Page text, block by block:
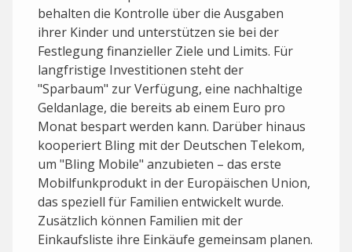
behalten die Kontrolle über die Ausgaben
ihrer Kinder und unterstützen sie bei der
Festlegung finanzieller Ziele und Limits. Für
langfristige Investitionen steht der
"Sparbaum" zur Verfügung, eine nachhaltige
Geldanlage, die bereits ab einem Euro pro
Monat bespart werden kann. Darüber hinaus
kooperiert Bling mit der Deutschen Telekom,
um "Bling Mobile" anzubieten – das erste
Mobilfunkprodukt in der Europäischen Union,
das speziell für Familien entwickelt wurde.
Zusätzlich können Familien mit der
Einkaufsliste ihre Einkäufe gemeinsam planen.